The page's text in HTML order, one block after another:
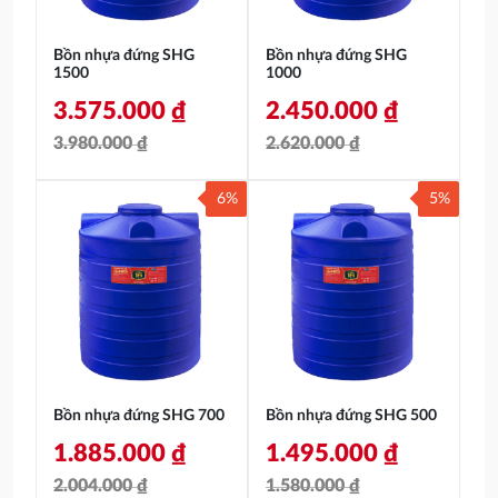
Bồn nhựa đứng SHG
1500
3.980.000₫
gốc
3.980.000 ₫.
3.575.000 ₫
hiện
tại
3.575.000 ₫.
Bồn nhựa đứng SHG
1000
2.620.000₫
gốc
2.620.000 ₫.
2.450.000 ₫
hiện
tại
2.450.000 ₫.
Bồn nhựa đứng SHG 700
2.004.000₫
1.885.000 ₫
6%
Bồn nhựa đứng SHG 500
1.580.000₫
1.495.000 ₫
5%